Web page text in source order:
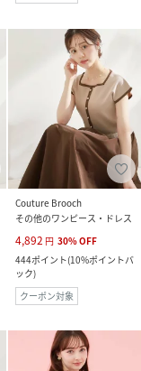
Couture Brooch
その他のワンピース・ドレス
4,892 円 30%OFF
444ポイント(10%ポイントバ
ック)
クーポン対象